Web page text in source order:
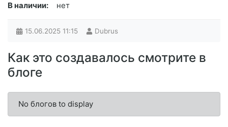
В наличии: нет
15.06.2025 11:15 Dubrus
Как это создавалось смотрите в
блоге
No блогов to display